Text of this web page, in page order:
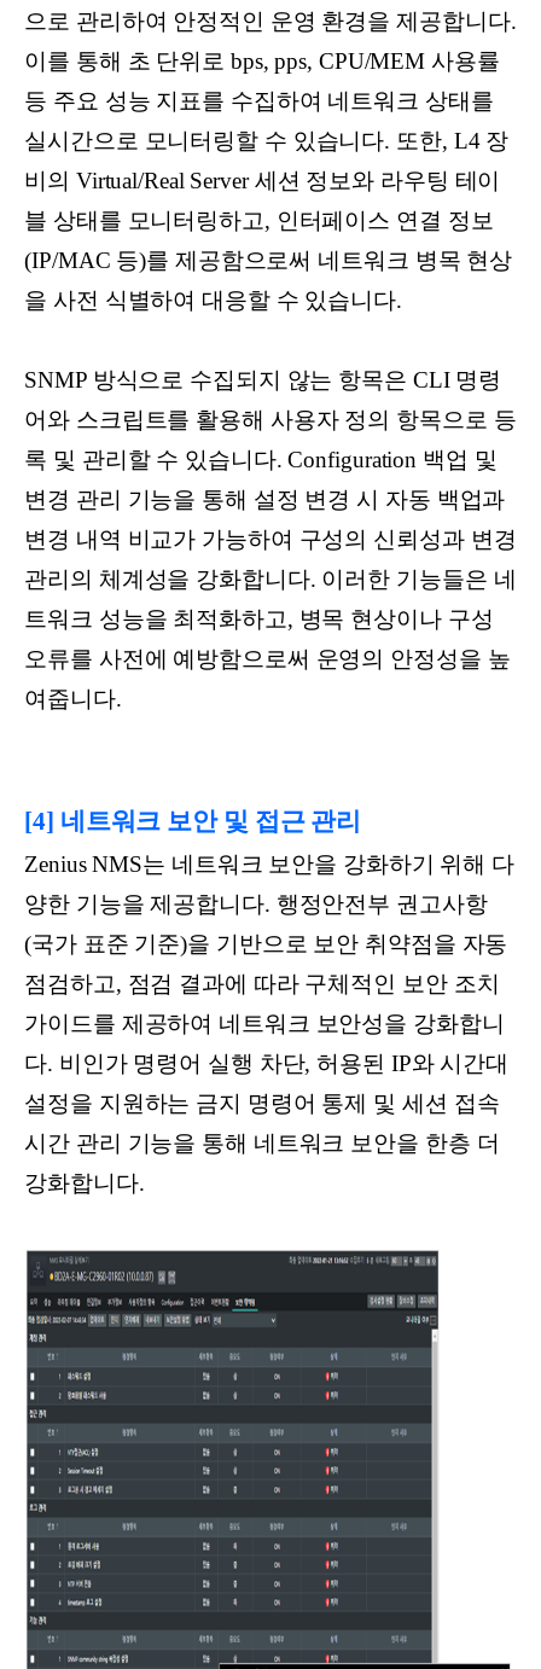
으로 관리하여 안정적인 운영 환경을 제공합니다.
이를 통해 초 단위로 bps, pps, CPU/MEM 사용률
등 주요 성능 지표를 수집하여 네트워크 상태를
실시간으로 모니터링할 수 있습니다. 또한, L4 장
비의 Virtual/Real Server 세션 정보와 라우팅 테이
블 상태를 모니터링하고, 인터페이스 연결 정보
(IP/MAC 등)를 제공함으로써 네트워크 병목 현상
을 사전 식별하여 대응할 수 있습니다.
SNMP 방식으로 수집되지 않는 항목은 CLI 명령
어와 스크립트를 활용해 사용자 정의 항목으로 등
록 및 관리할 수 있습니다. Configuration 백업 및
변경 관리 기능을 통해 설정 변경 시 자동 백업과
변경 내역 비교가 가능하여 구성의 신뢰성과 변경
관리의 체계성을 강화합니다. 이러한 기능들은 네
트워크 성능을 최적화하고, 병목 현상이나 구성
오류를 사전에 예방함으로써 운영의 안정성을 높
여줍니다.
[4] 네트워크 보안 및 접근 관리
Zenius NMS는 네트워크 보안을 강화하기 위해 다
양한 기능을 제공합니다. 행정안전부 권고사항
(국가 표준 기준)을 기반으로 보안 취약점을 자동
점검하고, 점검 결과에 따라 구체적인 보안 조치
가이드를 제공하여 네트워크 보안성을 강화합니
다. 비인가 명령어 실행 차단, 허용된 IP와 시간대
설정을 지원하는 금지 명령어 통제 및 세션 접속
시간 관리 기능을 통해 네트워크 보안을 한층 더
강화합니다.